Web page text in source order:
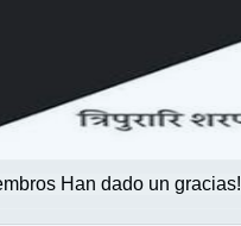
Han dado un gracias!